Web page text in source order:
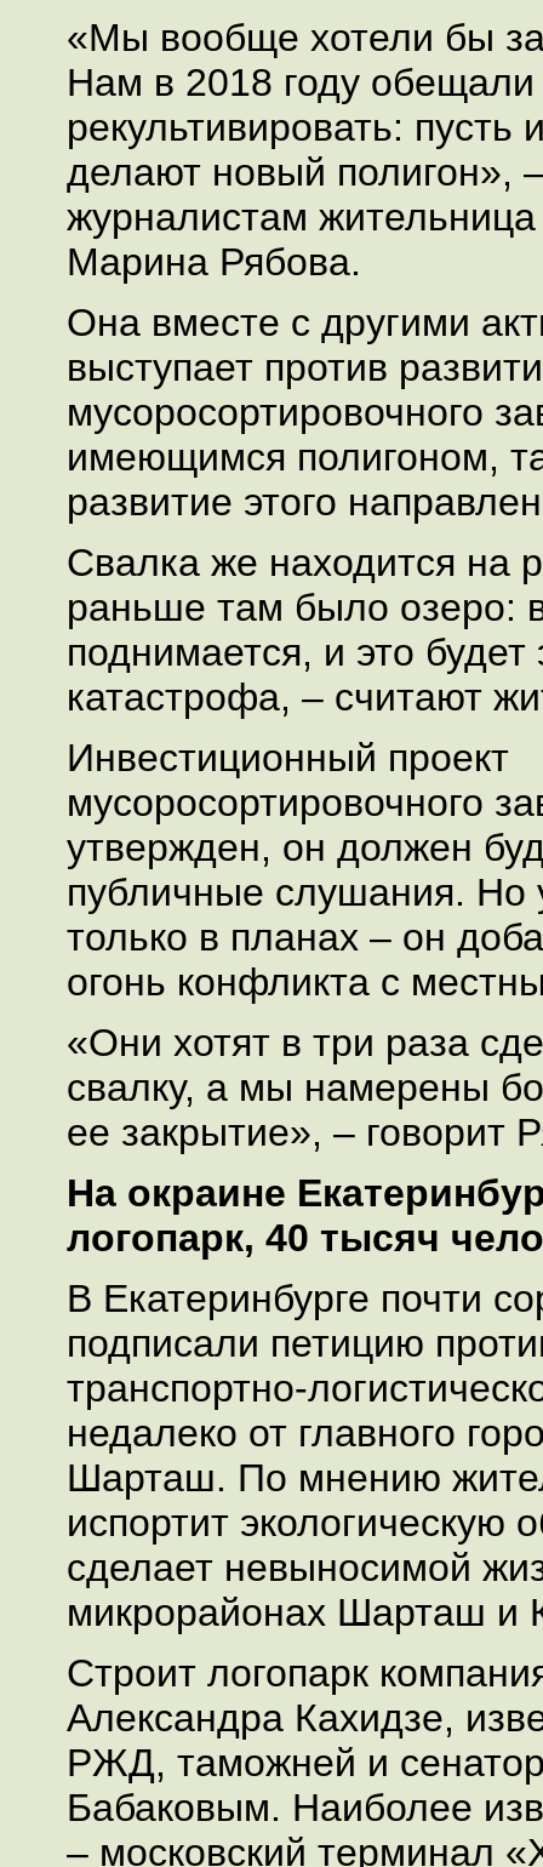
«Мы вообще хотели бы
Нам в 2018 году обещали
рекультивировать: пусть
делают новый полигон»,
журналистам
Марина Рябова.
Она вместе с другими
выступает против
мусоросортировочного
имеющимся полигоном,
развитие этого
Свалка же находится на
раньше там было озеро:
поднимается, и это будет
катастрофа, – считают
Инвестиционный проект
мусоросортировочного
утвержден, он должен
публичные слушания. Но
только в планах – он
огонь конфликта с
«Они хотят в три раза
свалку, а мы намерены
ее закрытие», – говорит
На окраине
логопарк, 40 тысяч
В Екатеринбурге почти
подписали петицию
транспортно-
недалеко от главного
Шарташ. По мнению
испортит экологическую
сделает невыносимой
микрорайонах Шарташ и
Строит логопарк
Александра Кахидзе,
РЖД, таможней и
Бабаковым. Наиболее
– московский терминал